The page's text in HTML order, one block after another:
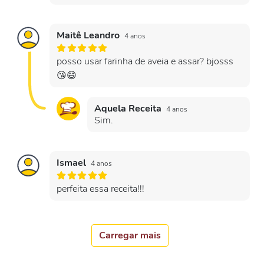
Maitê Leandro 4 anos
posso usar farinha de aveia e assar? bjosss
😘😄
Aquela Receita 4 anos
Sim.
Ismael 4 anos
perfeita essa receita!!!
Carregar mais